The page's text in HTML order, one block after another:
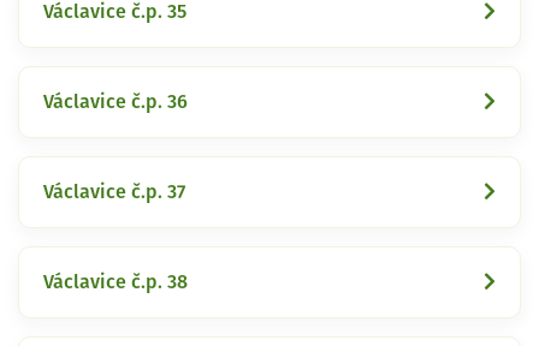
Václavice č.p. 35
Václavice č.p. 36
Václavice č.p. 37
Václavice č.p. 38